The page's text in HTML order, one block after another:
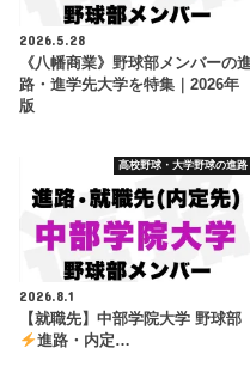
2026.5.28
《八幡商業》野球部メンバーの
路・進学先大学を特集｜2026年
版
高校野球・大学野球の進路
2026.8.1
【就職先】中部学院大学 野球部
進路・内定…